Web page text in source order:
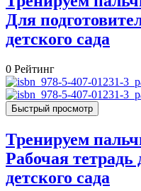
Для
детского сада
0 Рейтинг
Быстрый просмотр
Тренируем
Рабочая
детского сада